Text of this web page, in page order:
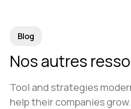
Blog
Nos autres
Tool and strategies
help their companies grow.